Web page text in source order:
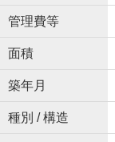
管理費等
面積
築年月
種別 / 構造